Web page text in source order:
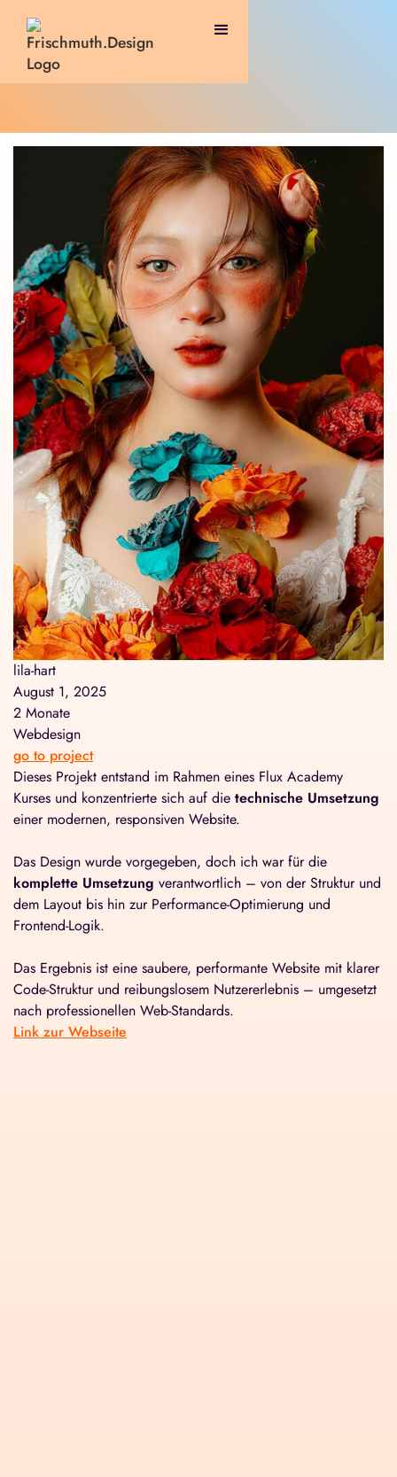
lila-hart
August 1, 2025
2 Monate
Webdesign
go to project
Dieses Projekt entstand im Rahmen eines Flux Academy
Kurses und konzentrierte sich auf die technische Umsetzung
einer modernen, responsiven Website.
Das Design wurde vorgegeben, doch ich war für die
komplette Umsetzung verantwortlich – von der Struktur und
dem Layout bis hin zur Performance-Optimierung und
Frontend-Logik.
Das Ergebnis ist eine saubere, performante Website mit klarer
Code-Struktur und reibungslosem Nutzererlebnis – umgesetzt
nach professionellen Web-Standards.
Link zur Webseite